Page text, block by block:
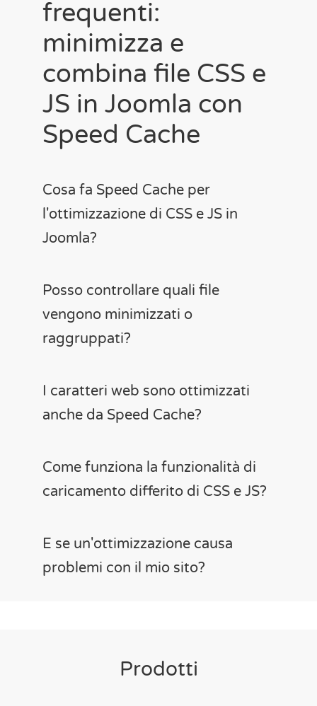
frequenti:
minimizza e
combina file CSS e
JS in Joomla con
Speed Cache
Cosa fa Speed Cache per
l'ottimizzazione di CSS e JS in
Joomla?
Posso controllare quali file
vengono minimizzati o
raggruppati?
I caratteri web sono ottimizzati
anche da Speed Cache?
Come funziona la funzionalità di
caricamento differito di CSS e JS?
E se un'ottimizzazione causa
problemi con il mio sito?
Prodotti